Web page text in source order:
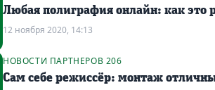
Любая полиграфия онлайн: как это
12 ноября 2020, 14:13
НОВОСТИ ПАРТНЕРОВ 206
Сам себе режиссёр: монтаж